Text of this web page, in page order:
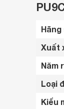
Hãng
Xuất
Năm
Loại
Kiểu